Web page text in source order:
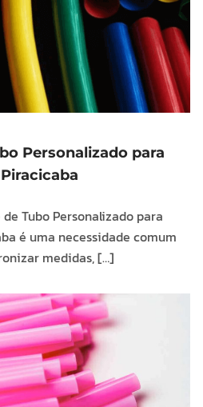
Personalizado para
Tubo Personalizado para
é uma necessidade comum
medidas, […]